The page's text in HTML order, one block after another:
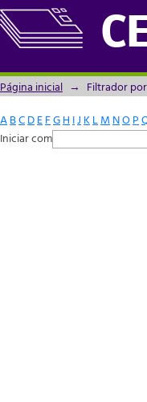
Filtrador por:
Página inicial → Filtrador
ABCDEFGH IJ KLM NOP
Iniciar com